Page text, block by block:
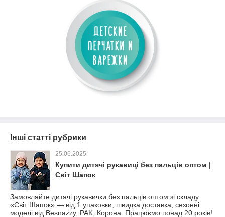
Інші статті рубрики
25.06.2025
Купити дитячі рукавиці без пальців оптом |
Світ Шапок
Замовляйте дитячі рукавички без пальців оптом зі складу
«Світ Шапок» — від 1 упаковки, швидка доставка, сезонні
моделі від Besnazzy, PAK, Корона. Працюємо понад 20 років!